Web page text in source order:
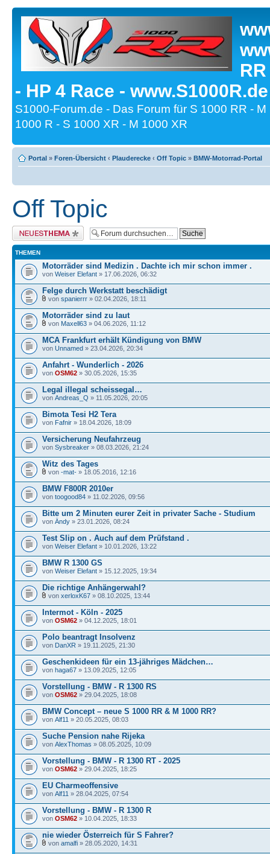
- HP 4 Race -
S1000-Forum.de - Das Forum für S 1000 RR -
1000 R - S 1000 XR - M 1000 XR
Portal » Foren-Übersicht ‹ Plauderecke ‹ Off Topic » BMW-Motorrad-Portal
Off Topic
Neues Thema erstellen
THEMEN
Motorräder sind Medizin . Dachte ich mir schon immer .
von Weiser Elefant » 17.06.2026, 06:32
Felge durch Werkstatt beschädigt
von spanierrr » 02.04.2026, 18:11
Motorräder sind zu laut
von Maxell63 » 04.06.2026, 11:12
MCA Frankfurt erhält Kündigung von BMW
von Unnamed » 23.04.2026, 20:34
Anfahrt - Wunderlich - 2026
von OSM62 » 30.05.2026, 15:35
Legal illegal scheissegal…
von Andreas_Q » 11.05.2026, 20:05
Bimota Tesi H2 Tera
von Fafnir » 18.04.2026, 18:09
Versicherung Neufahrzeug
von Sysbreaker » 08.03.2026, 21:24
Witz des Tages
von -mat- » 18.05.2016, 12:16
BMW F800R 2010er
von toogood84 » 11.02.2026, 09:56
Bitte um 2 Minuten eurer Zeit in privater Sache - Studium
von Ändy » 23.01.2026, 08:24
Test Slip on . Auch auf dem Prüfstand .
von Weiser Elefant » 10.01.2026, 13:22
BMW R 1300 GS
von Weiser Elefant » 15.12.2025, 19:34
Die richtige Anhängerwahl?
von xerloxK67 » 08.10.2025, 13:44
Intermot - Köln - 2025
von OSM62 » 04.12.2025, 18:01
Polo beantragt Insolvenz
von DanXR » 19.11.2025, 21:30
Geschenkideen für ein 13-jähriges Mädchen…
von haga67 » 13.09.2025, 12:05
Vorstellung - BMW - R 1300 RS
von OSM62 » 29.04.2025, 18:08
BMW Concept – neue S 1000 RR & M 1000 RR?
von Alf11 » 20.05.2025, 08:03
Suche Pension nahe Rijeka
von AlexThomas » 08.05.2025, 10:09
Vorstellung - BMW - R 1300 RT - 2025
von OSM62 » 29.04.2025, 18:25
EU Charmeoffensive
von Alf11 » 28.04.2025, 07:54
Vorstellung - BMW - R 1300 R
von OSM62 » 10.04.2025, 18:33
nie wieder Österreich für S Fahrer?
von amalfi » 28.05.2020, 14:31